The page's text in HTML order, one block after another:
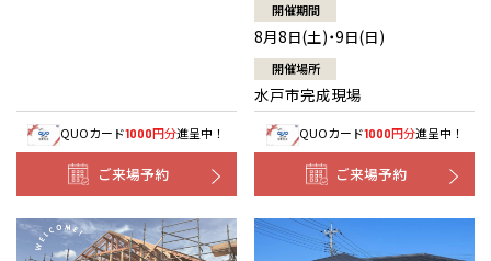
QUOカード1000円分進呈中！
ご来場予約
開催期間
8月8日(土)・9日(日)
開催場所
水戸市完成現場
QUOカード1000円分進呈中！
ご来場予約